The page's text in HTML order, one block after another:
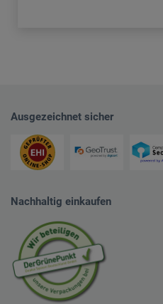
Ausgezeichnet sicher
Nachhaltig einkaufen